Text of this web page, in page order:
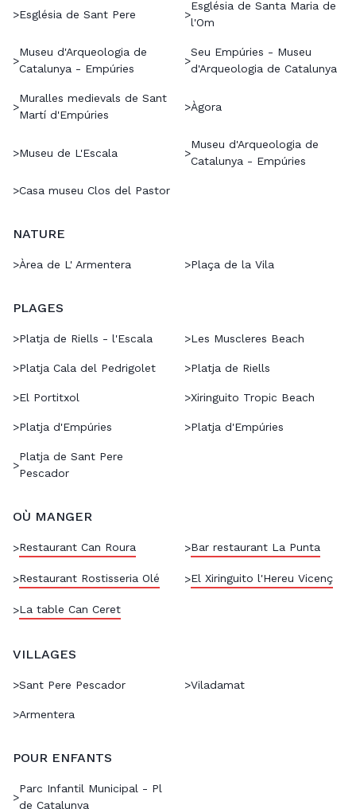
>Església de Sant Pere >
Església de Santa Maria de
l'Om
>
Museu d'Arqueologia de
Catalunya - Empúries
>
Seu Empúries - Museu
d'Arqueologia de Catalunya
>
Muralles medievals de Sant
Martí d'Empúries
>Àgora
>Museu de L'Escala >
Museu d'Arqueologia de
Catalunya - Empúries
>Casa museu Clos del Pastor
NATURE
>Àrea de L' Armentera >Plaça de la Vila
PLAGES
>Platja de Riells - l'Escala >Les Muscleres Beach
>Platja Cala del Pedrigolet >Platja de Riells
>El Portitxol >Xiringuito Tropic Beach
>Platja d'Empúries >Platja d'Empúries
>
Platja de Sant Pere
Pescador
OÙ MANGER
>Restaurant Can Roura >Bar restaurant La Punta
>Restaurant Rostisseria Olé >El Xiringuito l'Hereu Vicenç
>La table Can Ceret
VILLAGES
>Sant Pere Pescador >Viladamat
>Armentera
POUR ENFANTS
>
Parc Infantil Municipal - Pl
de Catalunya